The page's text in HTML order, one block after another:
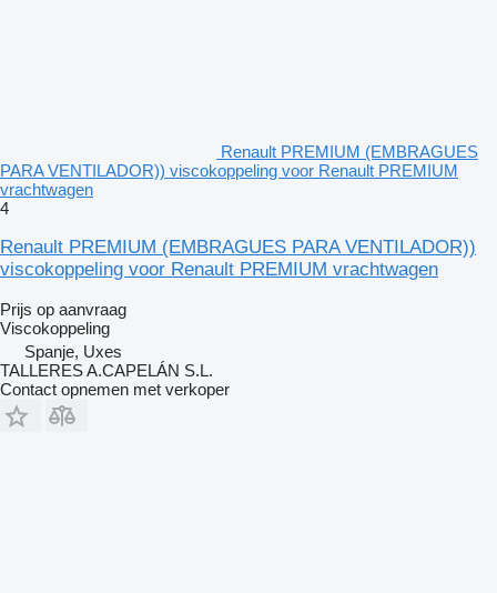
Renault PREMIUM (EMBRAGUES
PARA VENTILADOR)) viscokoppeling voor Renault PREMIUM
vrachtwagen
4
Renault PREMIUM (EMBRAGUES PARA VENTILADOR))
viscokoppeling voor Renault PREMIUM vrachtwagen
Prijs op aanvraag
Viscokoppeling
Spanje, Uxes
TALLERES A.CAPELÁN S.L.
Contact opnemen met verkoper